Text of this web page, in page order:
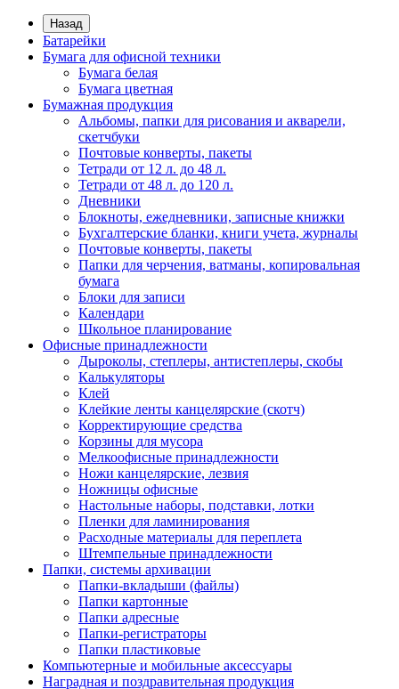
Назад
Батарейки
Бумага для офисной техники
Бумага белая
Бумага цветная
Бумажная продукция
Альбомы, папки для рисования и акварели,
скетчбуки
Почтовые конверты, пакеты
Тетради от 12 л. до 48 л.
Тетради от 48 л. до 120 л.
Дневники
Блокноты, ежедневники, записные книжки
Бухгалтерские бланки, книги учета, журналы
Почтовые конверты, пакеты
Папки для черчения, ватманы, копировальная
бумага
Блоки для записи
Календари
Школьное планирование
Офисные принадлежности
Дыроколы, степлеры, антистеплеры, скобы
Калькуляторы
Клей
Клейкие ленты канцелярские (скотч)
Корректирующие средства
Корзины для мусора
Мелкоофисные принадлежности
Ножи канцелярские, лезвия
Ножницы офисные
Настольные наборы, подставки, лотки
Пленки для ламинирования
Расходные материалы для переплета
Штемпельные принадлежности
Папки, системы архивации
Папки-вкладыши (файлы)
Папки картонные
Папки адресные
Папки-регистраторы
Папки пластиковые
Компьютерные и мобильные аксессуары
Наградная и поздравительная продукция